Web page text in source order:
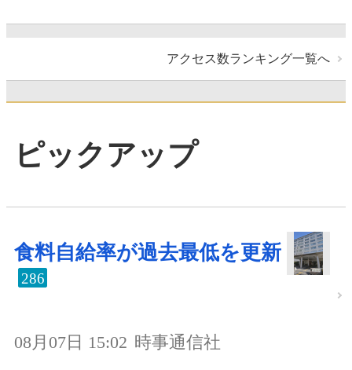
アクセス数ランキング一覧へ
ピックアップ
食料自給率が過去最低を更新
286
08月07日 15:02 時事通信社